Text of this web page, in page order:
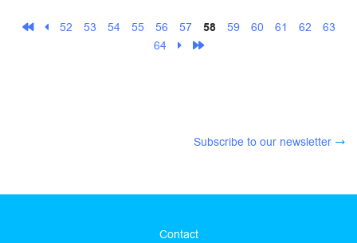
52 53 54 55 56 57 58 59 60 61 62
63
64
Subscribe to our newsletter
Contact